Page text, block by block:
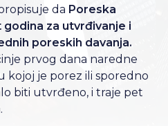
da Poreska
za utvrđivanje i
poreskih davanja.
prvog dana naredne
kojoj je porez ili sporedno
biti utvrđeno, i traje pet